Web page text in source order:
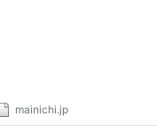
mainichi.jp